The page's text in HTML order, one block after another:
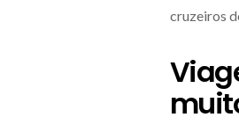
cruzeiros